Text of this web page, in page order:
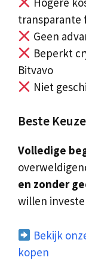
transparante
Geen
Beperkt
Bitvavo
Niet
Beste
Volledige
en zonder
willen
Bekijk
kopen